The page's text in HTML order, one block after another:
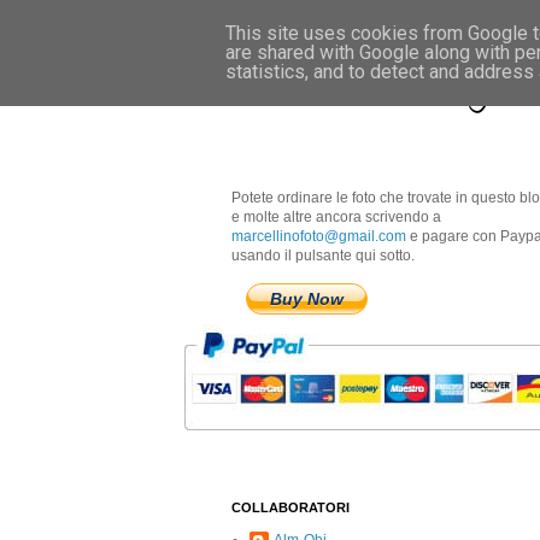
Marcellino
Potete ordinare le foto che trovate in questo
e molte altre ancora scrivendo a
marcellinofoto@gmail.com e pagare con
usando il pulsante qui sotto.
Buy Now
COLLABORATORI
This site uses cookies from Google
are shared with Google along with
statistics, and to detect and address